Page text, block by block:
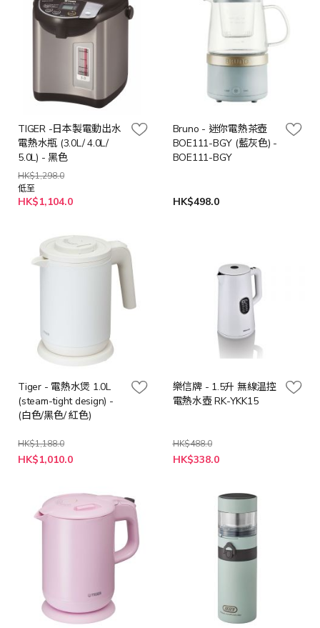
TIGER -日本製電動出水
電熱水瓶 (3.0L/ 4.0L/
5.0L) - 黑色
HK$1,298.0
低至
HK$1,104.0
Bruno - 迷你電熱茶壺
BOE111-BGY (藍灰色) -
BOE111-BGY
HK$498.0
Tiger - 電熱水煲 1.0L
(steam-tight design) -
(白色/黑色/ 紅色)
HK$1,188.0
HK$1,010.0
樂信牌 - 1.5升 無線温控
電熱水壺 RK-YKK15
HK$488.0
HK$338.0